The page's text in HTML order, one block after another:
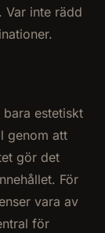
Var inte rädd
estetiskt
genom att
gör det
För
vara av
för